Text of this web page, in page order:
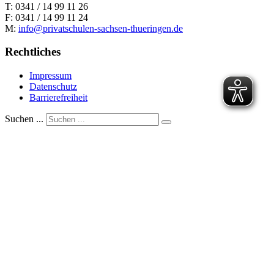
T: 0341 / 14 99 11 26
F: 0341 / 14 99 11 24
M: info@privatschulen-sachsen-thueringen.de
Rechtliches
Impressum
Datenschutz
Barrierefreiheit
Suchen ...